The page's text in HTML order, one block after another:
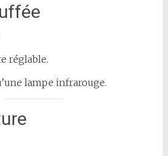
réglable.
lampe infrarouge.